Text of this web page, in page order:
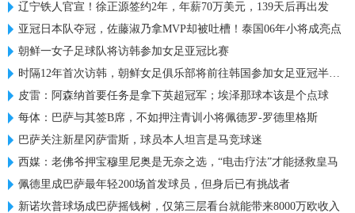
辽宁铁人官宣！徐正源签约2年，年薪70万美元，139天后再出发
亚冠日本队夺冠，佐藤淑乃拿MVP却被吐槽！泰国06年小将成亮点
朝鲜一女子足球队将访韩参加女足亚冠比赛
时隔12年首次访韩，朝鲜女足俱乐部将前往韩国参加女足亚冠半决赛
皮雷：阿森纳首要任务是拿下英超冠军；埃泽那球本该是个点球
每体：巴萨与其签B席，不如押注青训小将佩德罗-罗德里格斯
巴萨关注新星冈萨雷斯，球员本人坦言是马竞球迷
西媒：老佛爷押宝穆里尼奥是无奈之选，“电击疗法”才能拯救皇马
佩德里成巴萨最年轻200场首发球员，但身后已有挑战者
新诺坎普球场成巴萨摇钱树，仅第三层看台就能带来8000万欧收入